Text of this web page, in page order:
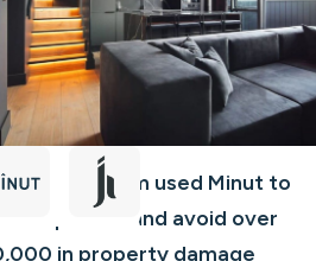
Jacksonheim used Minut to
parties and avoid over
in property damage